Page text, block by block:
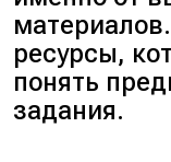
ресурсы,
понять
задания.